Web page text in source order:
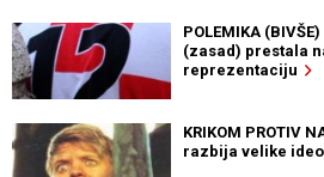
POLEMIKA
(zasad) prestala
reprezentaciju
KRIKOM PROTIV
razbija velike